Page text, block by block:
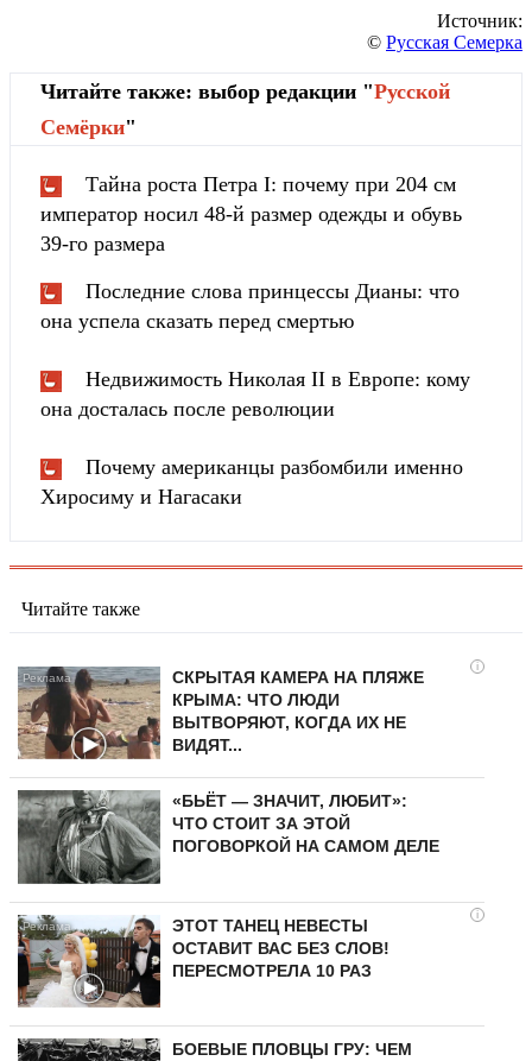
Источник:
© Русская Семерка
Читайте также: выбор редакции "Русской
Cемёрки"
Тайна роста Петра I: почему при 204 см
император носил 48-й размер одежды и обувь
39-го размера
Последние слова принцессы Дианы: что
она успела сказать перед смертью
Недвижимость Николая II в Европе: кому
она досталась после революции
Почему американцы разбомбили именно
Хиросиму и Нагасаки
Читайте также
i
СКРЫТАЯ КАМЕРА НА ПЛЯЖЕ
КРЫМА: ЧТО ЛЮДИ
ВЫТВОРЯЮТ, КОГДА ИХ НЕ
ВИДЯТ...
«БЬЁТ — ЗНАЧИТ, ЛЮБИТ»:
ЧТО СТОИТ ЗА ЭТОЙ
ПОГОВОРКОЙ НА САМОМ ДЕЛЕ
i
ЭТОТ ТАНЕЦ НЕВЕСТЫ
ОСТАВИТ ВАС БЕЗ СЛОВ!
ПЕРЕСМОТРЕЛА 10 РАЗ
БОЕВЫЕ ПЛОВЦЫ ГРУ: ЧЕМ